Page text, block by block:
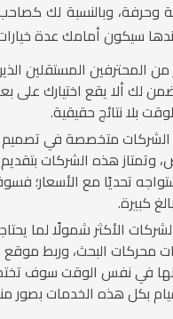
وبالنسبة لك
سيكون أمامك عدة
المحترفين المستقلين
لك ألا يقع اختيارك على
بلا نتائج حقيقية.
الشركات متخصصة في
هذه الشركات
تحديًا مع الأسعار؛
كبيرة.
الأكثر شمولًا لما
محركات البحث، وربط
في نفس الوقت سوف
بكل هذه الخدمات بصور